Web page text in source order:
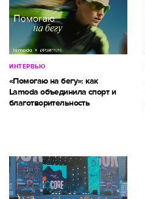
ИНТЕРВЬЮ
«Помогаю на бегу»: как
Lamoda объединила спорт и
благотворительность